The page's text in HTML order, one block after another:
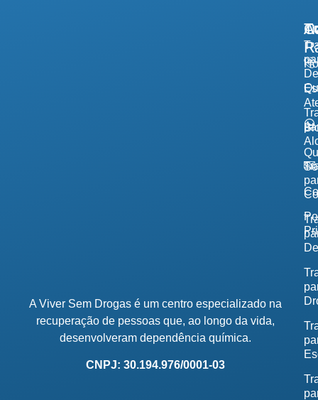
A Viver Sem Drogas é um centro especializado na
recuperação de pessoas que, ao longo da vida,
desenvolveram dependência química.
CNPJ: 30.194.976/0001-03